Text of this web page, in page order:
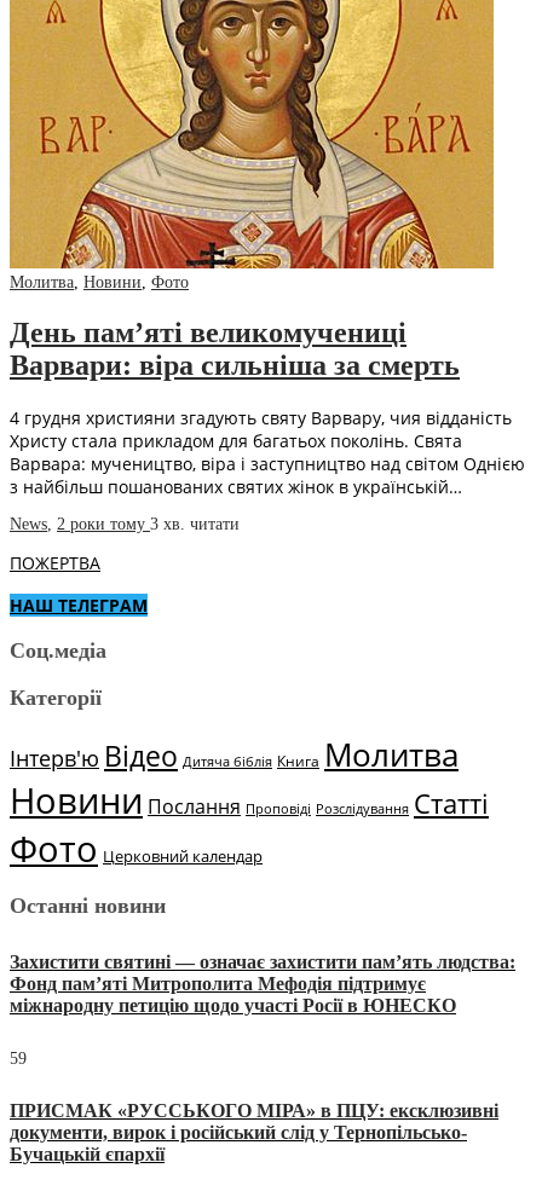
Молитва, Новини, Фото
День пам’яті великомучениці
Варвари: віра сильніша за смерть
4 грудня християни згадують святу Варвару, чия відданість
Христу стала прикладом для багатьох поколінь. Свята
Варвара: мучеництво, віра і заступництво над світом Однією
з найбільш пошанованих святих жінок в українській…
News, 2 роки тому 3 хв. читати
ПОЖЕРТВА
НАШ ТЕЛЕГРАМ
Соц.медіа
Категорії
Інтерв'ю Відео Дитяча біблія Книга Молитва
Новини Послання Проповіді Розслідування Статті
Фото Церковний календар
Останні новини
Захистити святині — означає захистити пам’ять людства:
Фонд пам’яті Митрополита Мефодія підтримує
міжнародну петицію щодо участі Росії в ЮНЕСКО
59
ПРИСМАК «РУССЬКОГО МІРА» в ПЦУ: ексклюзивні
документи, вирок і російський слід у Тернопільсько-
Бучацькій єпархії